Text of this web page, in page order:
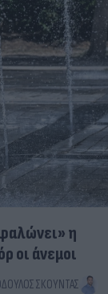
η
οι άνεμοι
ΣΚΟΎΝΤΑΣ